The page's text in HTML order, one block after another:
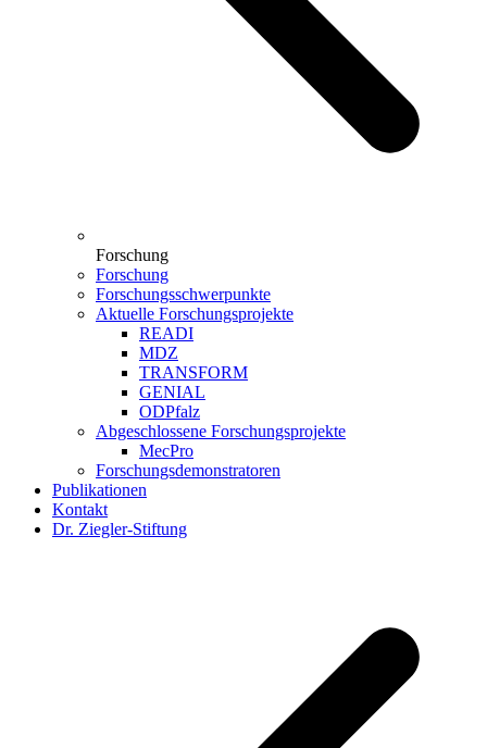
Forschung
Forschung
Forschungsschwerpunkte
Aktuelle Forschungsprojekte
READI
MDZ
TRANSFORM
GENIAL
ODPfalz
Abgeschlossene Forschungsprojekte
MecPro
Forschungsdemonstratoren
Publikationen
Kontakt
Dr. Ziegler-Stiftung